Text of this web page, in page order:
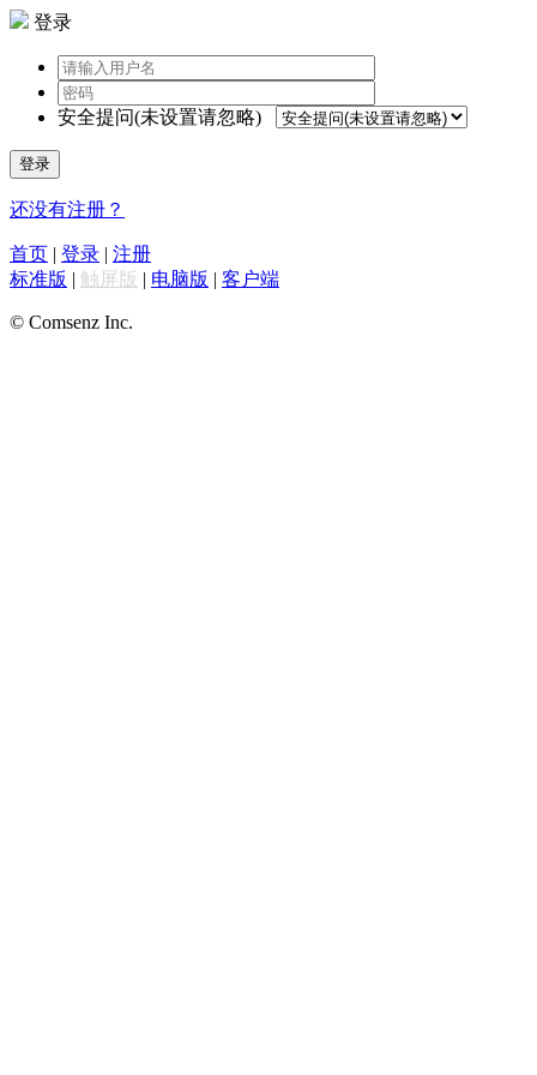
登录
安全提问(未设置请忽略)
登录
还没有注册？
首页 | 登录 | 注册
标准版 | 触屏版 | 电脑版 | 客户端
© Comsenz Inc.